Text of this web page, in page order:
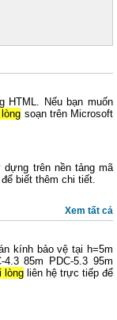
HTML. Nếu bạn muốn
soạn trên Microsoft
trên nền tảng mã
biết thêm chi tiết.
Xem tất cả
kính bảo vệ tại h=5m
85m PDC-5.3 95m
lòngliên hệ trực tiếp để